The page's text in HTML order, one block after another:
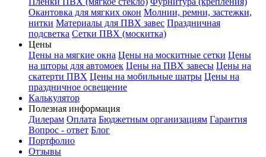
Окантовка для мягких окон Молнии, ремни, застежки,
нитки Материалы для ПВХ завес Праздничная
подсветка Сетки ПВХ (москитка)
Цены
Цены на мягкие окна Цены на москитные сетки Цены
на шторы для автомоек Цены на ПВХ завесы Цены на
скатерти ПВХ Цены на мобильные шатры Цены на
праздничное освещение
Калькулятор
Полезная информация
Дилерам Оплата Бюджетным организациям Гарантия
Вопрос - ответ Блог
Портфолио
Отзывы